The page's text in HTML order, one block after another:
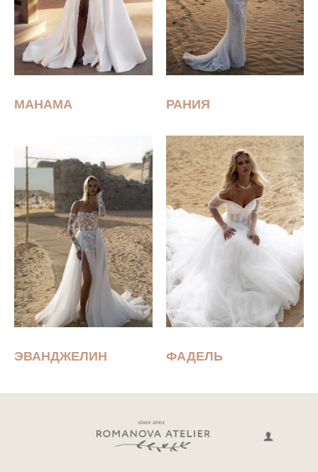
МАНАМА РАНИЯ
ЭВАНДЖЕЛИН ФАДЕЛЬ